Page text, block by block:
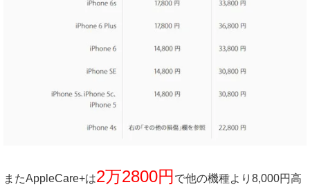
またAppleCare+は2万2800円 で他の機種より8,000円高